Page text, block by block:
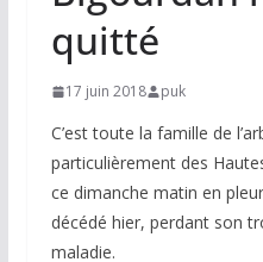
quitté
17 juin 2018 puk
C’est toute la famille de
particulièrement des
ce dimanche matin en
décédé hier, perdant son
maladie.